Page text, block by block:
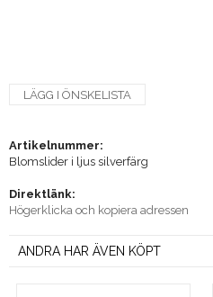
LÄGG I ÖNSKELISTA
Artikelnummer:
Blomslider i ljus silverfärg
Direktlänk:
Högerklicka och kopiera adressen
ANDRA HAR ÄVEN KÖPT